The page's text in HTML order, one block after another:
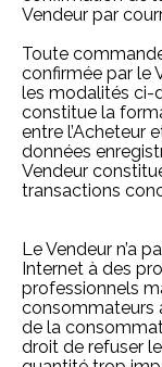
Vendeur par
Toute
confirmée par le
les modalités ci-
constitue la
entre l’Acheteur
données
Vendeur
transactions
Le Vendeur n’a
Internet à des
professionnels
consommateurs
de la
droit de refuser